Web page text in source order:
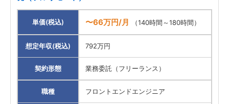
単価(税込) 〜66万円/月 （140時間～180時間）
想定年収(税込) 792万円
契約形態 業務委託（フリーランス）
職種 フロントエンドエンジニア